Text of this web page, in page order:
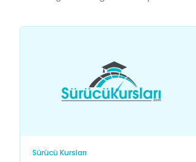
Sürücü Kursları